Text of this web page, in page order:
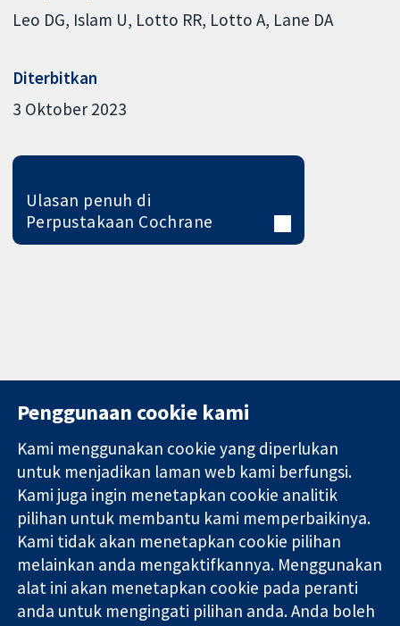
Leo DG Islam U Lotto RR Lotto A Lane DA
Diterbitkan
3 Oktober 2023
Ulasan penuh di
Perpustakaan Cochrane
Bukti yang
dipercayai.
keputusan
termaklum
Kesihatan yang
lebih baik
11-13 Cavendish
Square
London
W1G 0AN
United Kingdom
Hubungi kita
Berita
Pejabat
akhbar
Perihal Kami
Pekerjaan
Cochrane
Library
Penggunaan cookie kami
Kami menggunakan cookie yang diperlukan
untuk menjadikan laman web kami berfungsi.
Kami juga ingin menetapkan cookie analitik
pilihan untuk membantu kami memperbaikinya.
Kami tidak akan menetapkan cookie pilihan
melainkan anda mengaktifkannya. Menggunakan
alat ini akan menetapkan cookie pada peranti
anda untuk mengingati pilihan anda. Anda boleh